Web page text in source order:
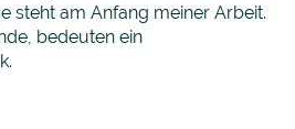
steht am Anfang meiner Arbeit.
bedeuten ein